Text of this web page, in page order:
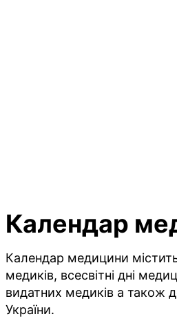
Календар
Календар медицини містить
медиків, всесвітні дні
видатних медиків а також
України.